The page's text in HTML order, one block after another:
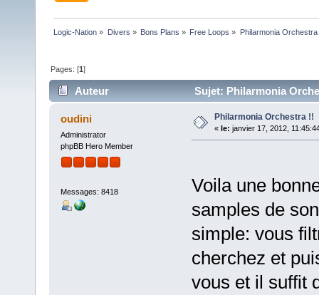
Logic-Nation » Divers » Bons Plans » Free Loops » Philarmonia Orchestra
Pages: [1]
Auteur Sujet: Philarmonia
oudini
Administrator
phpBB Hero Member
Messages: 8418
Philarmonia Orchestra !!
« le: janvier 17, 2012,
Voila une
samples de
simple: vous
cherchez et
vous et il suffit